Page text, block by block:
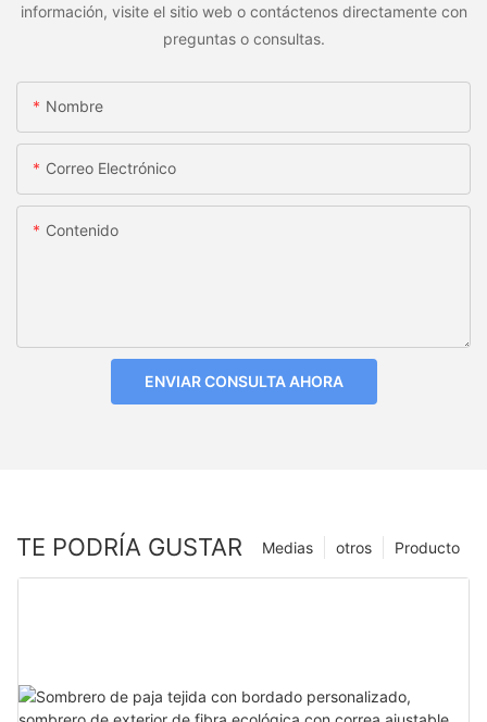
información, visite el sitio web o contáctenos directamente con
preguntas o consultas.
Nombre
Correo Electrónico
Contenido
ENVIAR CONSULTA AHORA
TE PODRÍA GUSTAR Producto
otros
Medias